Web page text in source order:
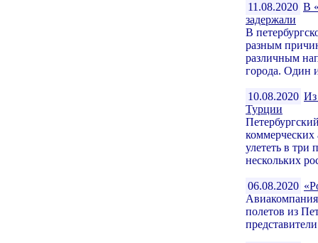
11.08.2020 В
задержали
В
разным
различным
города. Один
10.08.2020 Из
Турции
улететь в три
нескольких
06.08.2020
полетов из